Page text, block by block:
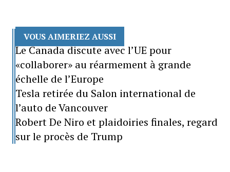
VOUS AIMERIEZ AUSSI
Le Canada discute avec l’UE pour
«collaborer» au réarmement à grande
échelle de l’Europe
Tesla retirée du Salon international de
l’auto de Vancouver
Robert De Niro et plaidoiries finales, regard
sur le procès de Trump